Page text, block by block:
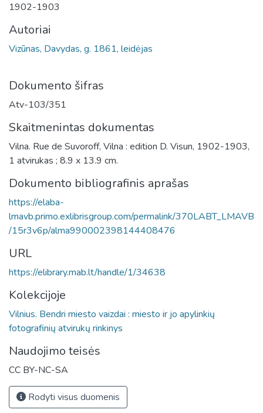
1902-1903
Autoriai
Vizūnas, Davydas, g. 1861, leidėjas
Dokumento šifras
Atv-103/351
Skaitmenintas dokumentas
Vilna. Rue de Suvoroff, Vilna : edition D. Visun, 1902-1903,
1 atvirukas ; 8.9 x 13.9 cm.
Dokumento bibliografinis aprašas
https://elaba-
lmavb.primo.exlibrisgroup.com/permalink/370LABT_LMAVB
/15r3v6p/alma990002398144408476
URL
https://elibrary.mab.lt/handle/1/34638
Kolekcijoje
Vilnius. Bendri miesto vaizdai : miesto ir jo apylinkių
fotografinių atvirukų rinkinys
Naudojimo teisės
CC BY-NC-SA
Rodyti visus duomenis